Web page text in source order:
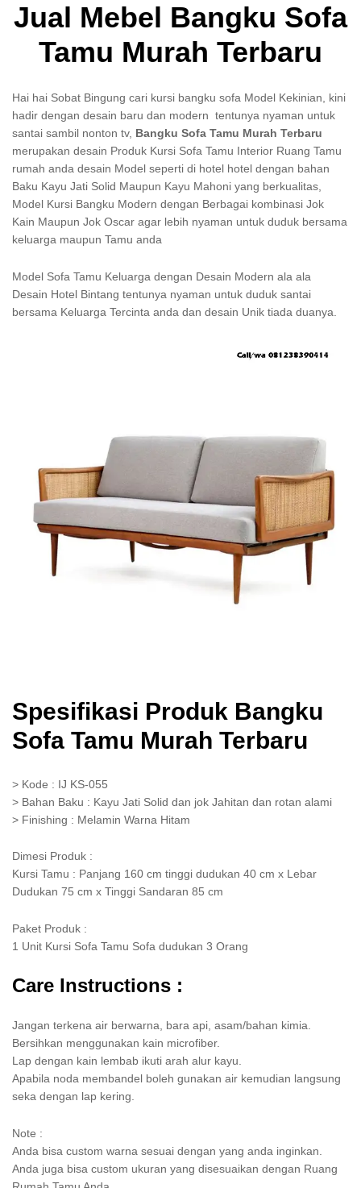
Jual Mebel Bangku Sofa
Tamu Murah Terbaru
Hai hai Sobat Bingung cari kursi bangku sofa Model Kekinian, kini
hadir dengan desain baru dan modern tentunya nyaman untuk
santai sambil nonton tv, Bangku Sofa Tamu Murah Terbaru
merupakan desain Produk Kursi Sofa Tamu Interior Ruang Tamu
rumah anda desain Model seperti di hotel hotel dengan bahan
Baku Kayu Jati Solid Maupun Kayu Mahoni yang berkualitas,
Model Kursi Bangku Modern dengan Berbagai kombinasi Jok
Kain Maupun Jok Oscar agar lebih nyaman untuk duduk bersama
keluarga maupun Tamu anda
Model Sofa Tamu Keluarga dengan Desain Modern ala ala
Desain Hotel Bintang tentunya nyaman untuk duduk santai
bersama Keluarga Tercinta anda dan desain Unik tiada duanya.
Spesifikasi Produk Bangku
Sofa Tamu Murah Terbaru
> Kode : IJ KS-055
> Bahan Baku : Kayu Jati Solid dan jok Jahitan dan rotan alami
> Finishing : Melamin Warna Hitam
Dimesi Produk :
Kursi Tamu : Panjang 160 cm tinggi dudukan 40 cm x Lebar
Dudukan 75 cm x Tinggi Sandaran 85 cm
Paket Produk :
1 Unit Kursi Sofa Tamu Sofa dudukan 3 Orang
Care Instructions :
Jangan terkena air berwarna, bara api, asam/bahan kimia.
Bersihkan menggunakan kain microfiber.
Lap dengan kain lembab ikuti arah alur kayu.
Apabila noda membandel boleh gunakan air kemudian langsung
seka dengan lap kering.
Note :
Anda bisa custom warna sesuai dengan yang anda inginkan.
Anda juga bisa custom ukuran yang disesuaikan dengan Ruang